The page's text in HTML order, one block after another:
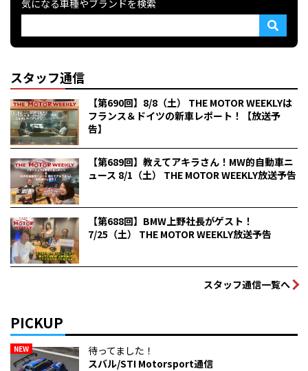
気になる車種やブランドを検索
スタッフ通信
【第690回】8/8（土） THE MOTOR WEEKLYは
フランス＆ドイツの新車レポート！【放送予
告】
【第689回】教えてアキラさん！MW的自動車ニ
ュース 8/1（土） THE MOTOR WEEKLY放送予告
【第688回】BMW上野社長がゲスト！
7/25（土） THE MOTOR WEEKLY放送予告
スタッフ通信一覧へ
PICKUP
NEW
待ってました！
スバル/STI Motorsport通信